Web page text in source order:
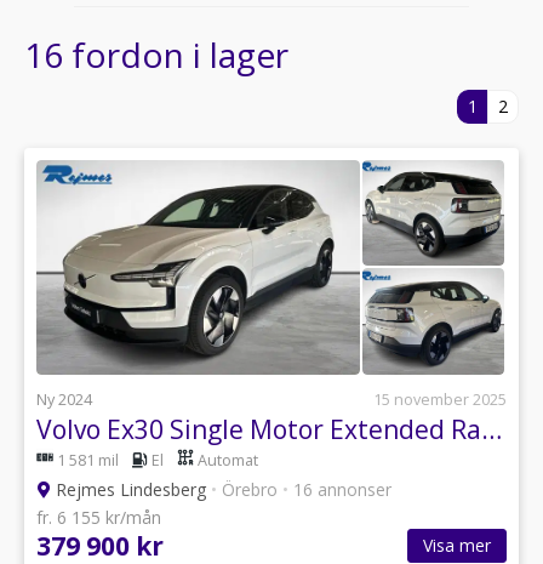
16 fordon i lager
1 2
Ny 2024 15 november 2025
Volvo Ex30 Single Motor Extended Range Ultra
1 581 mil El Automat
Rejmes Lindesberg • Örebro • 16 annonser
fr. 6 155 kr/mån
379 900 kr Visa mer